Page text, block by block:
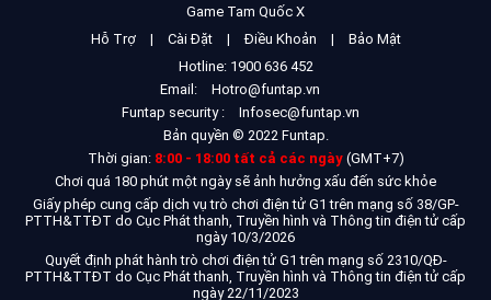
Game Tam Quốc X
Hỗ Trợ
| Cài Đặt | Điều Khoản |
Bảo Mật
Hotline: 1900 636 452
Email:
Hotro@funtap.vn
Funtap security :
Infosec@funtap.vn
Bản quyền © 2022 Funtap.
Thời gian: 8:00 - 18:00 tất cả các ngày(GMT+7)
Chơi quá 180 phút một ngày sẽ ảnh hưởng xấu đến sức khỏe
Giấy phép cung cấp dịch vụ trò chơi điện tử G1 trên mạng số 38/GP-
PTTH&TTĐT do Cục Phát thanh, Truyền hình và Thông tin điện tử cấp
ngày 10/3/2026
Quyết định phát hành trò chơi điện tử G1 trên mạng số 2310/QĐ-
PTTH&TTĐT do Cục Phát thanh, Truyền hình và Thông tin điện tử cấp
ngày 22/11/2023